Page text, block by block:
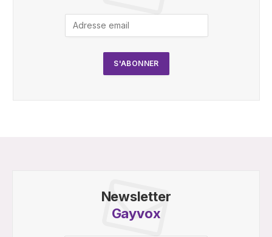
Newsletter
Gayvox